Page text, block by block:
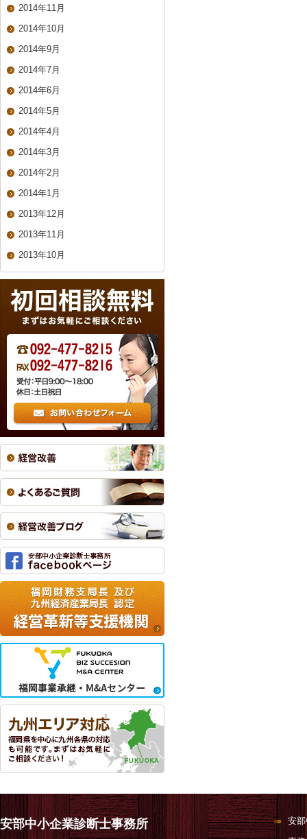
2014年11月
2014年10月
2014年9月
2014年7月
2014年6月
2014年5月
2014年4月
2014年3月
2014年2月
2014年1月
2013年12月
2013年11月
2013年10月
安部中小企業診断士事務所
安